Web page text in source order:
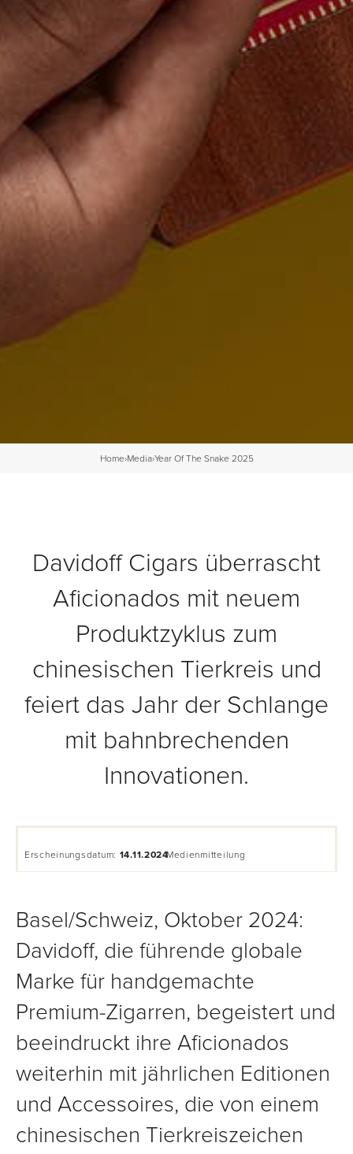
Home›Media›Year Of The Snake 2025
Davidoff Cigars überrascht
Aficionados mit neuem
Produktzyklus zum
chinesischen Tierkreis und
feiert das Jahr der Schlange
mit bahnbrechenden
Innovationen.
Erscheinungsdatum: 14.11.2024Medienmitteilung
Basel/Schweiz, Oktober 2024:
Davidoff, die führende globale
Marke für handgemachte
Premium-Zigarren, begeistert und
beeindruckt ihre Aficionados
weiterhin mit jährlichen Editionen
und Accessoires, die von einem
chinesischen Tierkreiszeichen